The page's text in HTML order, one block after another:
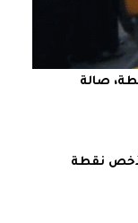
صالة
نقطة